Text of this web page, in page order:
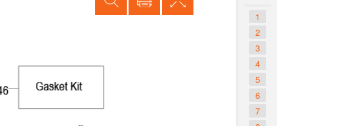
1
2
3
4
5
6
7